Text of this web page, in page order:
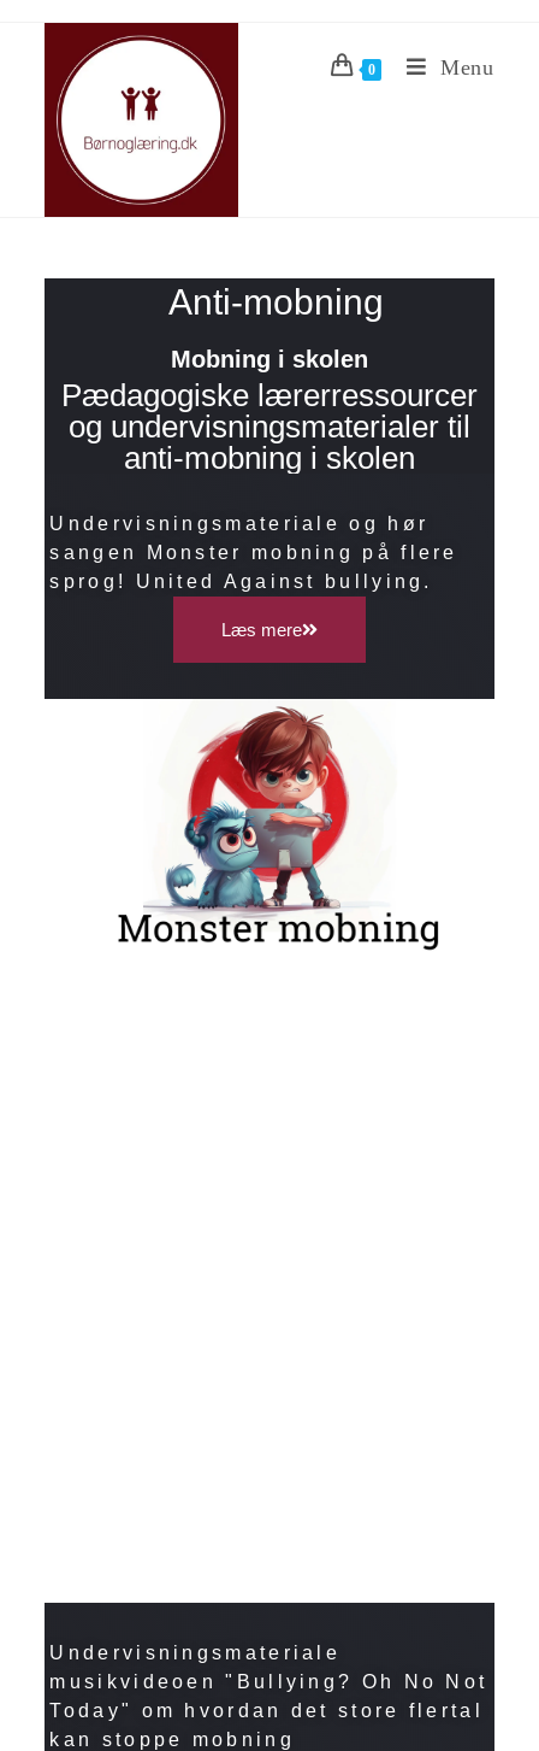
0 Menu
Anti-mobning
Mobning i skolen
Pædagogiske lærerressourcer
og undervisningsmaterialer til
anti-mobning i skolen
Undervisningsmateriale og hør
sangen Monster mobning på flere
sprog! United Against bullying.
Læs mere
Undervisningsmateriale
musikvideoen "Bullying? Oh No Not
Today" om hvordan det store flertal
kan stoppe mobning